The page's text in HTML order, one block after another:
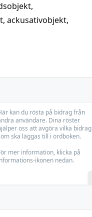
,
, ackusativobjekt,
kan du rösta på bidrag från
användare. Dina röster
oss att avgöra vilka bidrag
ska läggas till i ordboken.
mer information, klicka på
ikonen nedan.